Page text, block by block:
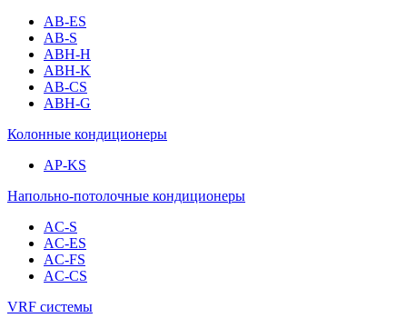
AB-ES
AB-S
ABH-H
ABH-K
AB-CS
ABH-G
Колонные кондиционеры
AP-KS
Напольно-потолочные кондиционеры
AC-S
AC-ES
AC-FS
AC-CS
VRF системы